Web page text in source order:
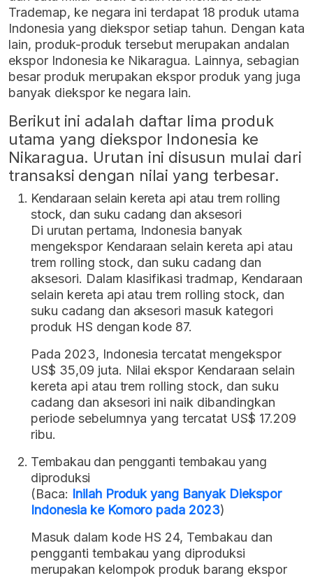
Trademap, ke negara ini terdapat 18 produk utama
Indonesia yang diekspor setiap tahun. Dengan kata
lain, produk-produk tersebut merupakan andalan
ekspor Indonesia ke Nikaragua. Lainnya, sebagian
besar produk merupakan ekspor produk yang juga
banyak diekspor ke negara lain.
Berikut ini adalah daftar lima produk
utama yang diekspor Indonesia ke
Nikaragua. Urutan ini disusun mulai dari
transaksi dengan nilai yang terbesar.
Kendaraan selain kereta api atau trem rolling
stock, dan suku cadang dan aksesori
Di urutan pertama, Indonesia banyak
mengekspor Kendaraan selain kereta api atau
trem rolling stock, dan suku cadang dan
aksesori. Dalam klasifikasi tradmap, Kendaraan
selain kereta api atau trem rolling stock, dan
suku cadang dan aksesori masuk kategori
produk HS dengan kode 87.
Pada 2023, Indonesia tercatat mengekspor
US$ 35,09 juta. Nilai ekspor Kendaraan selain
kereta api atau trem rolling stock, dan suku
cadang dan aksesori ini naik dibandingkan
periode sebelumnya yang tercatat US$ 17.209
ribu.
Tembakau dan pengganti tembakau yang
diproduksi
(Baca: Inilah Produk yang Banyak Diekspor
Indonesia ke Komoro pada 2023)
Masuk dalam kode HS 24, Tembakau dan
pengganti tembakau yang diproduksi
merupakan kelompok produk barang ekspor